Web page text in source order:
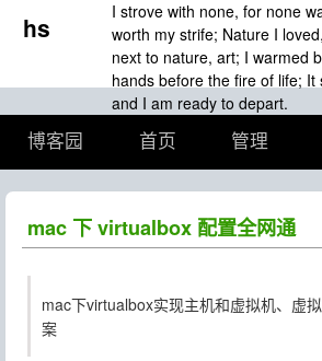
hs
I strove with none, for none
worth my strife; Nature I
next to nature, art; I warmed
hands before the fire of life; It
and I am ready to depart.
博客园 首页 管理
mac 下 virtualbox 配置全网通
mac下virtualbox实现主机和虚拟机、虚
案